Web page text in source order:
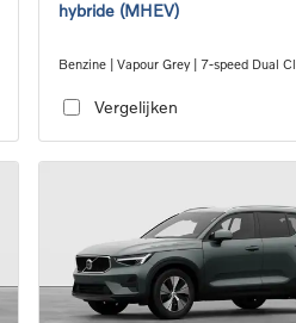
hybride (MHEV)
Benzine | Vapour Grey | 7-speed Dual
Vergelijken